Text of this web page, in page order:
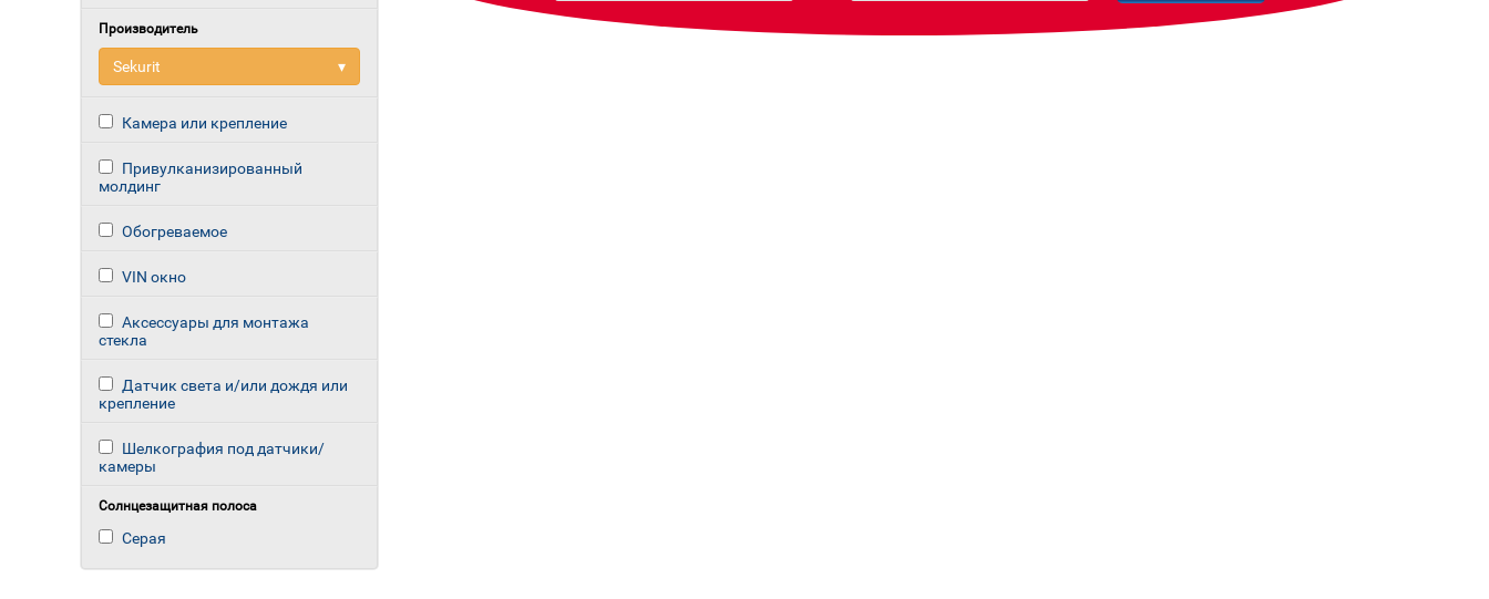
Производитель
▾
Sekurit
Камера или крепление
Привулканизированный
молдинг
Обогреваемое
VIN окно
Аксессуары для монтажа
стекла
Датчик света и/или дождя или
крепление
Шелкография под датчики/
камеры
Солнцезащитная полоса
Серая